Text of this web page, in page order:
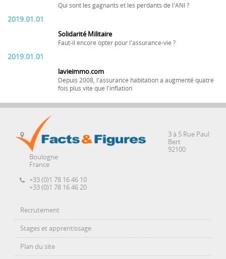
Qui sont les gagnants et les perdants de l'ANI ?
2019.01.01
Solidarité Militaire
Faut-il encore opter pour l'assurance-vie ?
2019.01.01
lavieimmo.com
Depuis 2008, l'assurance habitation a augmenté quatre
fois plus vite que l'inflation
3 à 5 Rue Paul
Bert
92100
Boulogne
France
+33 (0)1 78 16 46 10
+33 (0)1 78 16 46 20
Recrutement
Stages et apprentissage
Plan du site